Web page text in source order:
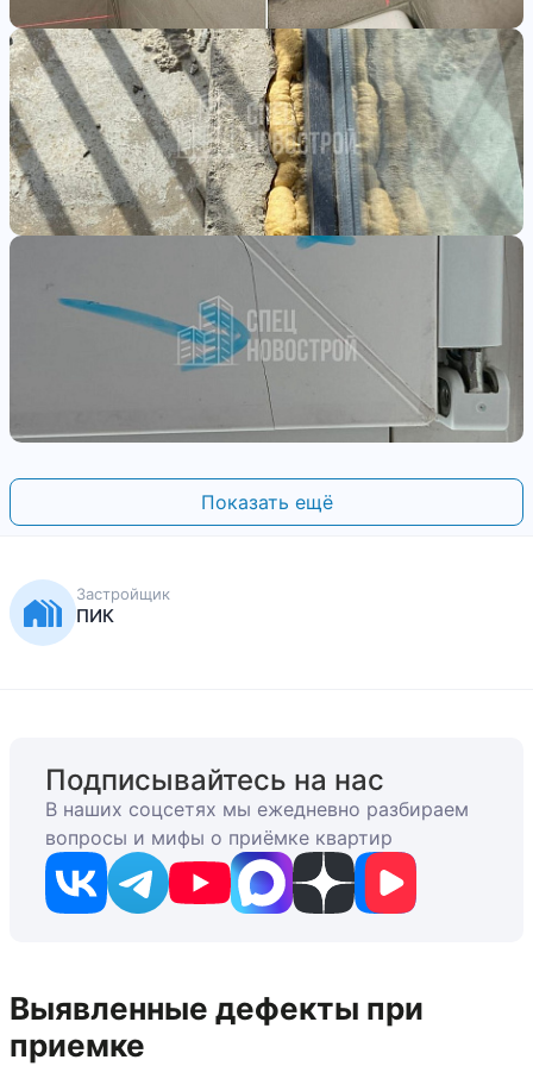
Показать ещё
Застройщик
ПИК
Подписывайтесь на нас
В наших соцсетях мы ежедневно разбираем
вопросы и мифы о приёмке квартир
Выявленные дефекты при
приемке